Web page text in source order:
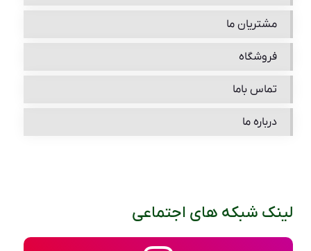
مشتریان ما
فروشگاه
تماس باما
درباره ما
لینک شبکه های اجتماعی